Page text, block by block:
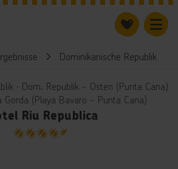
Dominikanische Republik
∙ Dom. Republik - Osten (Punta Cana)
Gorda (Playa Bavaro - Punta Cana)
Riu Republica
4.5